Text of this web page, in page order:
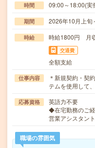
時間 09:00～18:00(
期間 2026年10月上
時給 時給1800円 月
交通費
全額支給
仕事内容
＊新規契約・契
テムを使用して
応募資格
英語力不要
◆在宅勤務のご
営業アシスタン
職場の雰囲気